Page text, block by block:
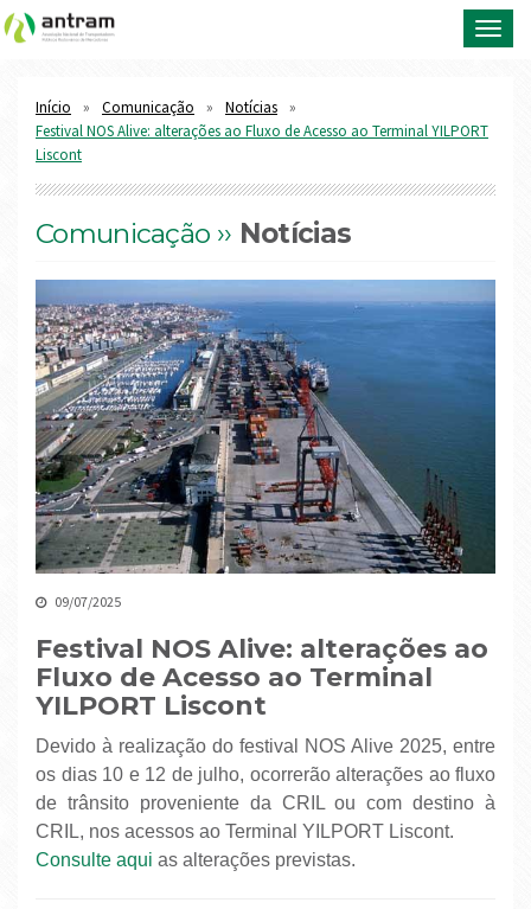
Início Comunicação
Notícias
Festival NOS Alive: alterações ao Fluxo de Acesso ao Terminal YILPORT
Liscont
Comunicação ›› Notícias
09/07/2025
Festival NOS Alive: alterações ao
Fluxo de Acesso ao Terminal
YILPORT Liscont
Devido à realização do festival NOS Alive 2025, entre
os dias 10 e 12 de julho, ocorrerão alterações ao fluxo
de trânsito proveniente da CRIL ou com destino à
CRIL, nos acessos ao Terminal YILPORT Liscont.
Consulte aqui as alterações previstas.